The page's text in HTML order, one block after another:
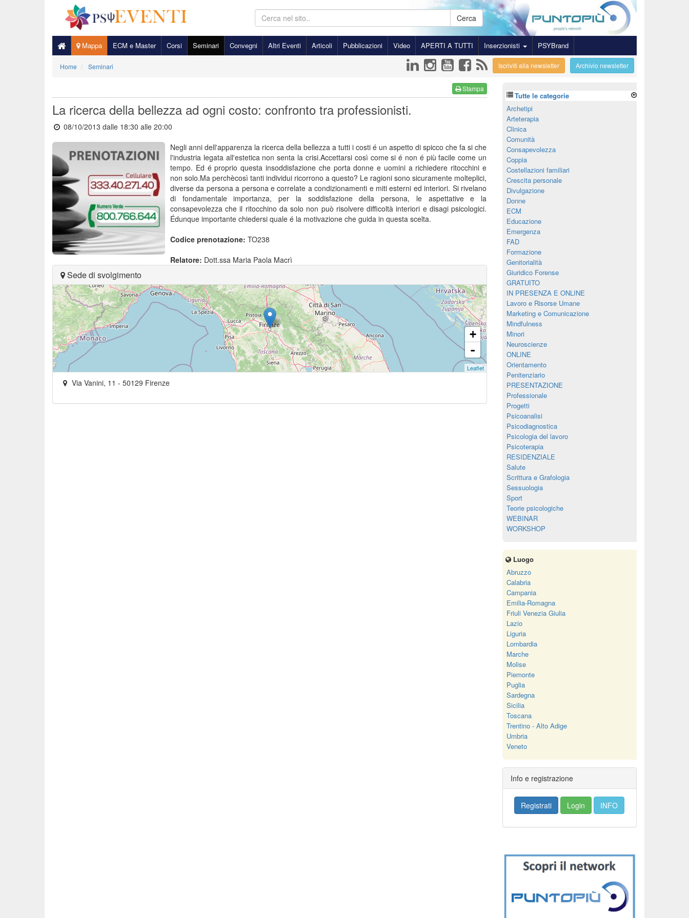
Cerca
Mappa ECM e Master Corsi Seminari Convegni Altri Eventi Articoli Pubblicazioni Video APERTI A TUTTI Inserzionisti PSYBrand
Home Seminari Archivio newsletter
Iscriviti alla newsletter
Stampa
La ricerca della bellezza ad ogni costo: confronto tra professionisti.
08/10/2013 dalle 18:30 alle 20:00
Negli anni dell'apparenza la ricerca della bellezza a tutti i costi é un aspetto di spicco che fa si che
l'industria legata all'estetica non senta la crisi.Accettarsi così come si é non é più facile come un
tempo. Ed é proprio questa insoddisfazione che porta donne e uomini a richiedere ritocchini e
non solo.Ma perchècosì tanti individui ricorrono a questo? Le ragioni sono sicuramente molteplici,
diverse da persona a persona e correlate a condizionamenti e miti esterni ed interiori. Si rivelano
di fondamentale importanza, per la soddisfazione della persona, le aspettative e la
consapevolezza che il ritocchino da solo non può risolvere difficoltà interiori e disagi psicologici.
Édunque importante chiedersi quale é la motivazione che guida in questa scelta.
Codice prenotazione: TO238
Relatore: Dott.ssa Maria Paola Macrì
Sede di svolgimento
+
-
Leaflet
Via Vanini, 11 - 50129 Firenze
Tutte le categorie
Archetipi
Arteterapia
Clinica
Comunità
Consapevolezza
Coppia
Costellazioni familiari
Crescita personale
Divulgazione
Donne
ECM
Educazione
Emergenza
FAD
Formazione
Genitorialità
Giuridico Forense
GRATUITO
IN PRESENZA E ONLINE
Lavoro e Risorse Umane
Marketing e Comunicazione
Mindfulness
Minori
Neuroscienze
ONLINE
Orientamento
Penitenziario
PRESENTAZIONE
Professionale
Progetti
Psicoanalisi
Psicodiagnostica
Psicologia del lavoro
Psicoterapia
RESIDENZIALE
Salute
Scrittura e Grafologia
Sessuologia
Sport
Teorie psicologiche
WEBINAR
WORKSHOP
Luogo
Abruzzo
Calabria
Campania
Emilia-Romagna
Friuli Venezia Giulia
Lazio
Liguria
Lombardia
Marche
Molise
Piemonte
Puglia
Sardegna
Sicilia
Toscana
Trentino - Alto Adige
Umbria
Veneto
Info e registrazione
Registrati Login INFO